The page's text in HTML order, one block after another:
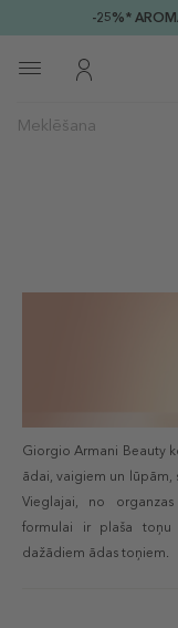
-25%*
Giorgio Armani Beauty
ādai, vaigiem un lūpām,
Vieglajai, no
formulai ir plaša toņu
dažādiem ādas toņiem.